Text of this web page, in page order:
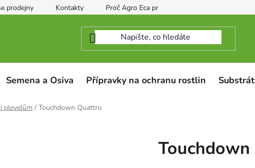
prodejny Kontakty Proč Agro Eca protect
Semena a Osiva Přípravky na ochranu rostlin
plevelům / Touchdown Quattro